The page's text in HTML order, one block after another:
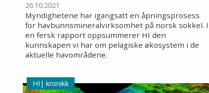
26.10.2021
Myndighetene har igangsatt en åpningsprosess
for havbunnsmineralvirksomhet på norsk sokkel. I
en fersk rapport oppsummerer HI den
kunnskapen vi har om pelagiske økosystem i de
aktuelle havområdene.
kronikk